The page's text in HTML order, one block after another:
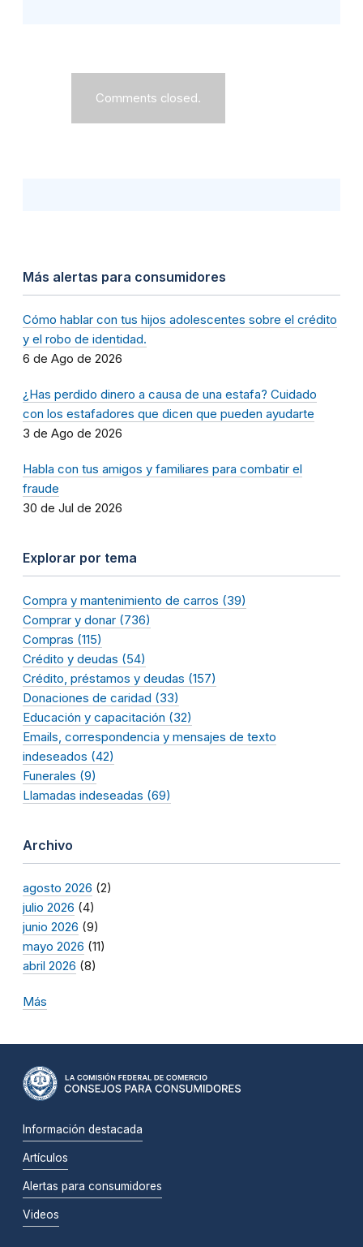
Comments closed.
Más alertas para consumidores
Cómo hablar con tus hijos adolescentes sobre el crédito
y el robo de identidad.
6 de Ago de 2026
¿Has perdido dinero a causa de una estafa? Cuidado
con los estafadores que dicen que pueden ayudarte
3 de Ago de 2026
Habla con tus amigos y familiares para combatir el
fraude
30 de Jul de 2026
Explorar por tema
Compra y mantenimiento de carros (39)
Comprar y donar (736)
Compras (115)
Crédito y deudas (54)
Crédito, préstamos y deudas (157)
Donaciones de caridad (33)
Educación y capacitación (32)
Emails, correspondencia y mensajes de texto
indeseados (42)
Funerales (9)
Llamadas indeseadas (69)
Archivo
agosto 2026 (2)
julio 2026 (4)
junio 2026 (9)
mayo 2026 (11)
abril 2026 (8)
Más
Información destacada
Artículos
Alertas para consumidores
Videos